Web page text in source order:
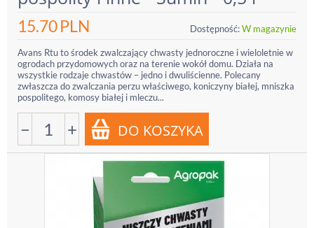
15.70PLN Dostępność:W magazynie
Avans Rtu to środek zwalczający chwasty jednoroczne i wieloletnie w
ogrodach przydomowych oraz na terenie wokół domu. Działa na
wszystkie rodzaje chwastów – jedno i dwuliścienne. Polecany
zwłaszcza do zwalczania perzu właściwego, koniczyny białej, mniszka
pospolitego, komosy białej i mleczu...
− +